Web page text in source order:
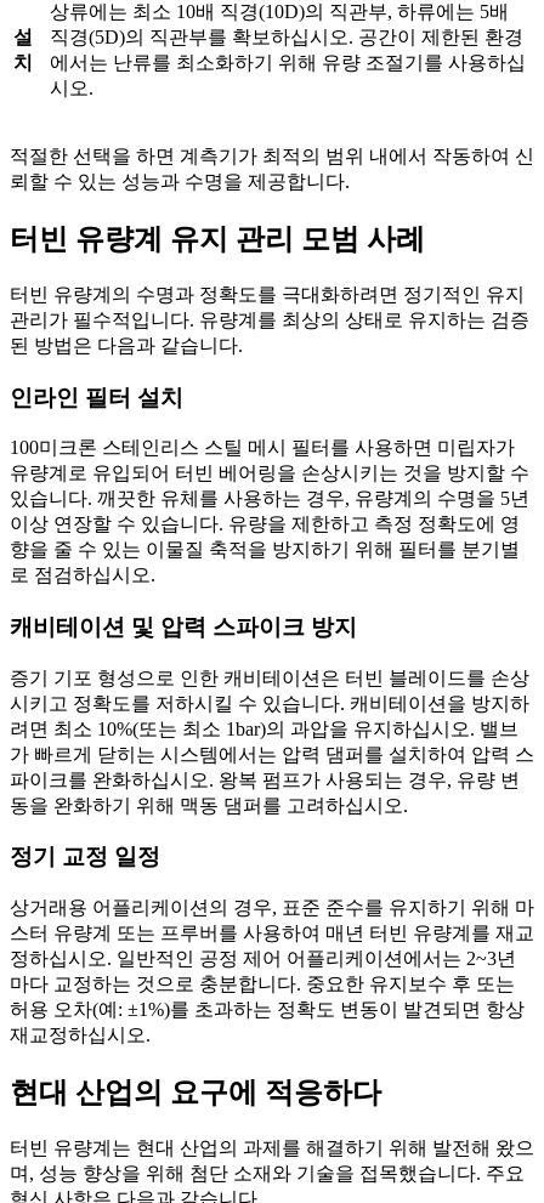
설
치
상류에는 최소 10배 직경(10D)의 직관부, ​​하류에는 5배
직경(5D)의 직관부를 확보하십시오. 공간이 제한된 환경
에서는 난류를 최소화하기 위해 유량 조절기를 사용하십
시오.
적절한 선택을 하면 계측기가 최적의 범위 내에서 작동하여 신
뢰할 수 있는 성능과 수명을 제공합니다.
터빈 유량계 유지 관리 모범 사례
터빈 유량계의 수명과 정확도를 극대화하려면 정기적인 유지
관리가 필수적입니다. 유량계를 최상의 상태로 유지하는 검증
된 방법은 다음과 같습니다.
인라인 필터 설치
100미크론 스테인리스 스틸 메시 필터를 사용하면 미립자가
유량계로 유입되어 터빈 베어링을 손상시키는 것을 방지할 수
있습니다. 깨끗한 유체를 사용하는 경우, 유량계의 수명을 5년
이상 연장할 수 있습니다. 유량을 제한하고 측정 정확도에 영
향을 줄 수 있는 이물질 축적을 방지하기 위해 필터를 분기별
로 점검하십시오.
캐비테이션 및 압력 스파이크 방지
증기 기포 형성으로 인한 캐비테이션은 터빈 블레이드를 손상
시키고 정확도를 저하시킬 수 있습니다. 캐비테이션을 방지하
려면 최소 10%(또는 최소 1bar)의 과압을 유지하십시오. 밸브
가 빠르게 닫히는 시스템에서는 압력 댐퍼를 설치하여 압력 스
파이크를 완화하십시오. 왕복 펌프가 사용되는 경우, 유량 변
동을 완화하기 위해 맥동 댐퍼를 고려하십시오.
정기 교정 일정
상거래용 어플리케이션의 경우, 표준 준수를 유지하기 위해 마
스터 유량계 또는 프루버를 사용하여 매년 터빈 유량계를 재교
정하십시오. 일반적인 공정 제어 어플리케이션에서는 2~3년
마다 교정하는 것으로 충분합니다. 중요한 유지보수 후 또는
허용 오차(예: ±1%)를 초과하는 정확도 변동이 발견되면 항상
재교정하십시오.
현대 산업의 요구에 적응하다
터빈 유량계는 현대 산업의 과제를 해결하기 위해 발전해 왔으
며, 성능 향상을 위해 첨단 소재와 기술을 접목했습니다. 주요
혁신 사항은 다음과 같습니다.